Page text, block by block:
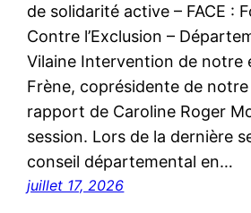
de solidarité active – FACE :
Contre l’Exclusion –
Vilaine Intervention de notre
Frène, coprésidente de
rapport de Caroline Roger
session. Lors de la dernière
conseil départemental en…
juillet 17, 2026